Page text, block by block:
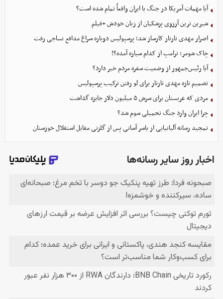
آیا مهمات آمریکا در جنگ با ایران واقعاً تمام شده است؟
شیرین ترین آرزوی پزشکیان از زبان خودش +فیلم
اصرار مهدی تارتار کارساز شد؛ پرسپولیس دوباره سراغ مدافع نساجی رفت
چاک شومر: ترامپ از کدام سیاره آمده؟!
آیا رئیس‌جمهور از وضعیت سفره مردم خبر دارد؟
تصمیم تازه مهدی تارتار برای لو رفتن ترکیب پرسپولیس
مردی که عربستان برای سرش ۵ میلیون دلار جایزه گذاشت
چرا ایران وارد جنگ تحمیلی سوم شد؟
تمجید رسانه آلبانیایی از یاسر آسانی پس از گلزنی مقابل استقلال خوزستان